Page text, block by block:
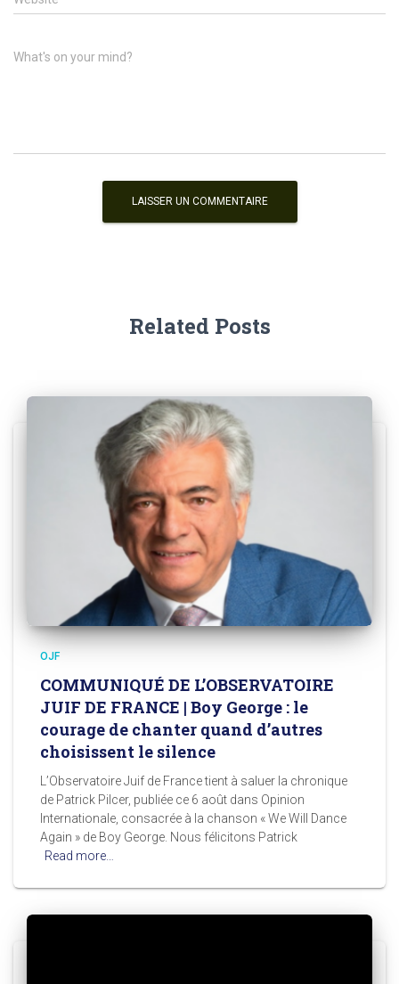
What's on your mind?
Related Posts
OJF
COMMUNIQUÉ DE L’OBSERVATOIRE
JUIF DE FRANCE | Boy George : le
courage de chanter quand d’autres
choisissent le silence
L’Observatoire Juif de France tient à saluer la chronique
de Patrick Pilcer, publiée ce 6 août dans Opinion
Internationale, consacrée à la chanson « We Will Dance
Again » de Boy George. Nous félicitons Patrick
Read more…